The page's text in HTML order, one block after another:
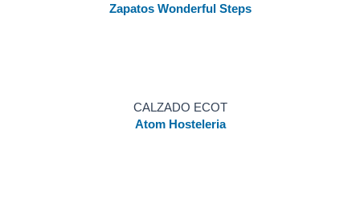
Zapatos Wonderful Steps
CALZADO ECOT
Atom Hosteleria